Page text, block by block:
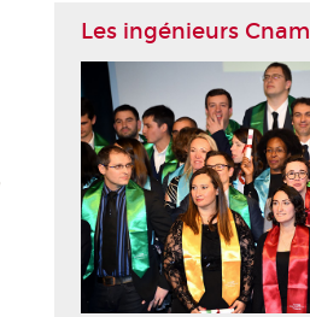
Les ingénieurs Cnam